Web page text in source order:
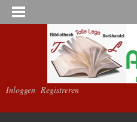
Inloggen Registreren